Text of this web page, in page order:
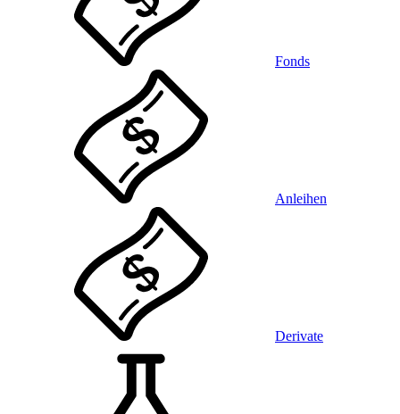
Fonds
Anleihen
Derivate